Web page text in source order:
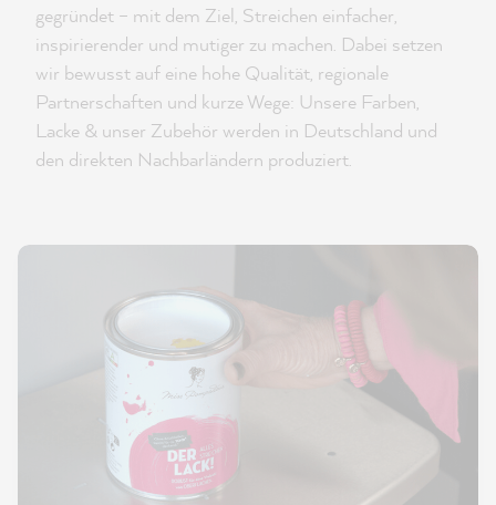
gegründet – mit dem Ziel, Streichen einfacher,
inspirierender und mutiger zu machen. Dabei setzen
wir bewusst auf eine hohe Qualität, regionale
Partnerschaften und kurze Wege: Unsere Farben,
Lacke & unser Zubehör werden in Deutschland und
den direkten Nachbarländern produziert.